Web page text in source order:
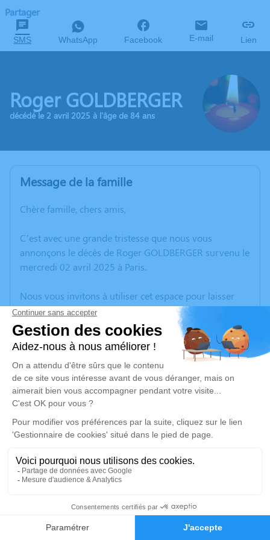
Faire-part Hommages
Partager
SMS WhatsApp Facebook E-mail Lien
Roger GOLDBERGER
décédé le 2 avril 2025 à l'âge de 84 ans
Message de la famille
Chère famille, chers amis,
C’est avec une grande tristesse que nous vous
annonçons le décès de Roger GOLDBERGER survenu le
mercredi 02 avril 2025 à Paris.
Nous vous invitons à utiliser cet espace pour laisser
vos condoléances, partager des photos souvenirs, une
anecdote ou exprimer vos pensées à travers des
poèmes ou des textes. Cet endroit est un lieu
d'expression dédié à honorer la mémoire de Roger
GOLDBERGER.
Un service de plantation d’arbre hommage est
disponible ici.
Je rends hommage
Cérémonie civile
Cimetière de Rancon
87290 Rancon